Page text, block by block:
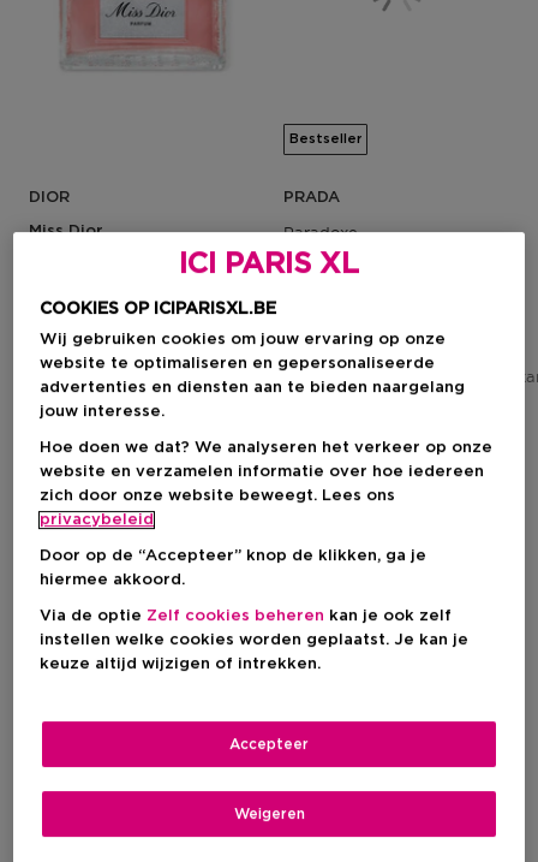
DIOR
Miss Dior
Vanaf Kortingsprijs
€ 78,62
Aanbevolen verkoopprijs fabrikant € 95,75
Bestseller
PRADA
Paradoxe
Eau De Parfum - Navulbaar
Dames Parfum
Kortingsprijs
€ 28,05
Aanbevolen verkoopprijs
MUGLER DIOR
ICI PARIS XL
COOKIES OP ICIPARISXL.BE
Wij gebruiken cookies om jouw ervaring op onze
website te optimaliseren en gepersonaliseerde
advertenties en diensten aan te bieden naargelang
jouw interesse.
Hoe doen we dat? We analyseren het verkeer op onze
website en verzamelen informatie over hoe iedereen
zich door onze website beweegt. Lees ons
privacybeleid
Door op de “Accepteer” knop de klikken, ga je
hiermee akkoord.
Via de optie Zelf cookies beheren kan je ook zelf
instellen welke cookies worden geplaatst. Je kan je
keuze altijd wijzigen of intrekken.
Weigeren
Accepteer